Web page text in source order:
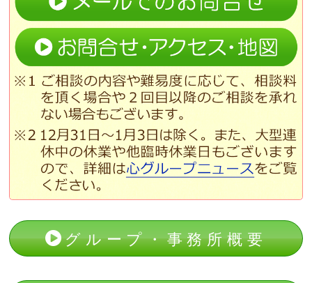
グループ・事務所概要